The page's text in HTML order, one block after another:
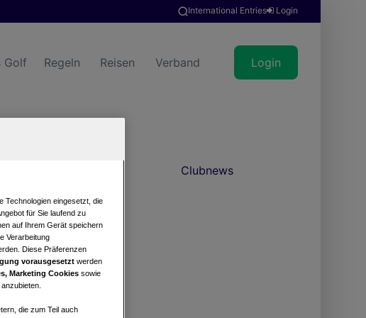
International Entries Login
Golf Regeln Reisen Verband Login
Clubnews
Technologien eingesetzt, die
für Sie laufend zu
auf Ihrem Gerät speichern
Verarbeitung
Diese Präferenzen
vorausgesetzt werden
Marketing Cookies sowie
die zum Teil auch